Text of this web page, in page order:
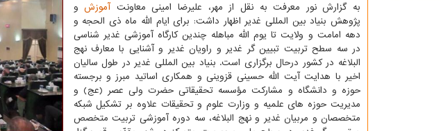
به گزارش نور معرفت به نقل از مهر، علیرضا امینی معاونتآموزشو
پژوهش بنیاد بین المللی غدیر اظهار داشت: برای ایام الله ماه ذی الحجه و
دهه امامت و ولایت تا یوم الله مباهله چندین کارگاه آموزشی غدیر شناسی
در سه سطح تربیت تبیین گر غدیر و راویان غدیر و آشنایی با معارف نهج
البلاغه در کشور درحال برگزاری است. بنیاد بین المللی غدیر در طول سالیان
اخیر با هدایت آیت الله حسینی قزوینی و همکاری اساتید مبرز و برجسته
حوزه و دانشگاه و مشارکت مؤسسه تحقیقاتی حضرت ولی عصر (عج) و
مدیریت حوزه های علمیه و وزارت علوم و تحقیقات علاوه بر تشکیل شبکه
متخصصان و مربیان غدیر و نهج البلاغه، سه دوره آموزشی تربیت متخصص